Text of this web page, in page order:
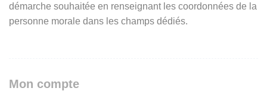
démarche souhaitée en renseignant les coordonnées de la
personne morale dans les champs dédiés.
Mon compte